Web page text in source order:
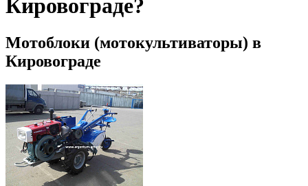
Кировограде?
Мотоблоки (мотокультиваторы) в
Кировограде